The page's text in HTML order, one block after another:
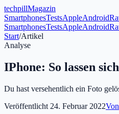
techpillMagazin
SmartphonesTestsAppleAndroid
SmartphonesTestsAppleAndroid
Start/Artikel
Analyse
IPhone: So lassen
Du hast versehentlich ein Foto
Veröffentlicht 24. Februar 2022Von